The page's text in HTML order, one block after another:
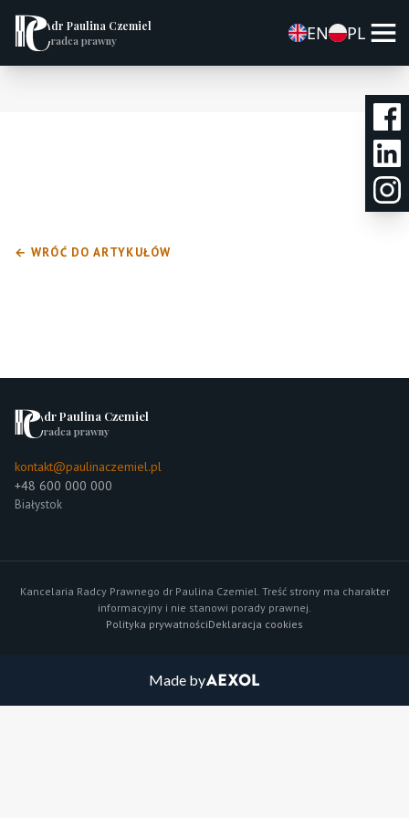
dr Paulina Czemiel
radca prawny EN PL
← WRÓĆ DO ARTYKUŁÓW
dr Paulina Czemiel
radca prawny
kontakt@paulinaczemiel.pl
+48 600 000 000
Białystok
Kancelaria Radcy Prawnego dr Paulina Czemiel. Treść strony ma charakter
informacyjny i nie stanowi porady prawnej.
Polityka prywatnościDeklaracja cookies
Made by